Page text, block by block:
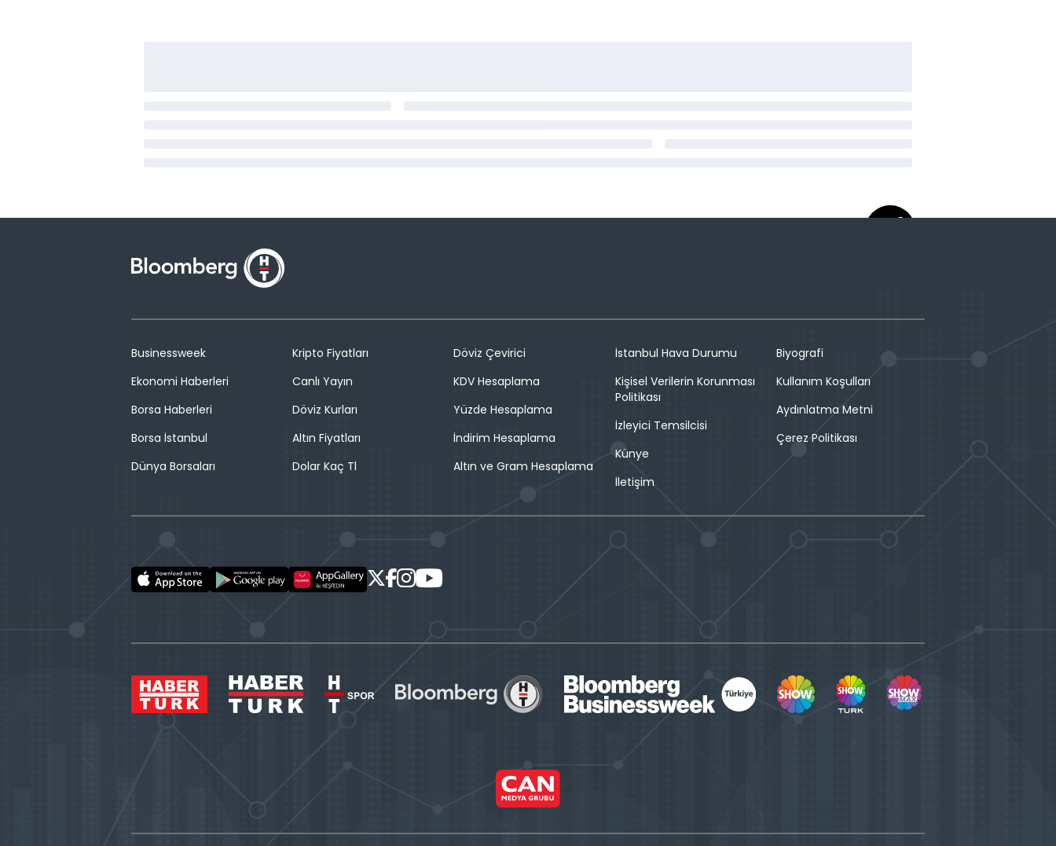
Businessweek
Ekonomi Haberleri
Borsa Haberleri
Borsa İstanbul
Dünya Borsaları
Kripto Fiyatları
Canlı Yayın
Döviz Kurları
Altın Fiyatları
Dolar Kaç Tl
Döviz Çevirici
KDV Hesaplama
Yüzde Hesaplama
İndirim Hesaplama
Altın ve Gram Hesaplama
İstanbul Hava Durumu
Kişisel Verilerin Korunması
Politikası
İzleyici Temsilcisi
Künye
İletişim
Biyografi
Kullanım Koşulları
Aydınlatma Metni
Çerez Politikası